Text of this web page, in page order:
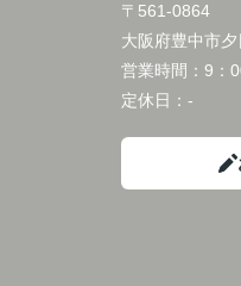
〒561-0864
大阪府豊中市
営業時間： 9：
定休日： -